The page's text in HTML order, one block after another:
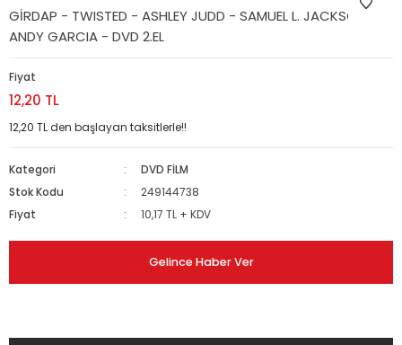
GİRDAP - TWISTED - ASHLEY JUDD - SAMUEL L. JACKSON -
ANDY GARCIA - DVD 2.EL
Fiyat
12,20 TL
12,20 TL den başlayan taksitlerle!!
Kategori
DVD FİLM
Stok Kodu
249144738
Fiyat
10,17 TL + KDV
Gelince Haber Ver